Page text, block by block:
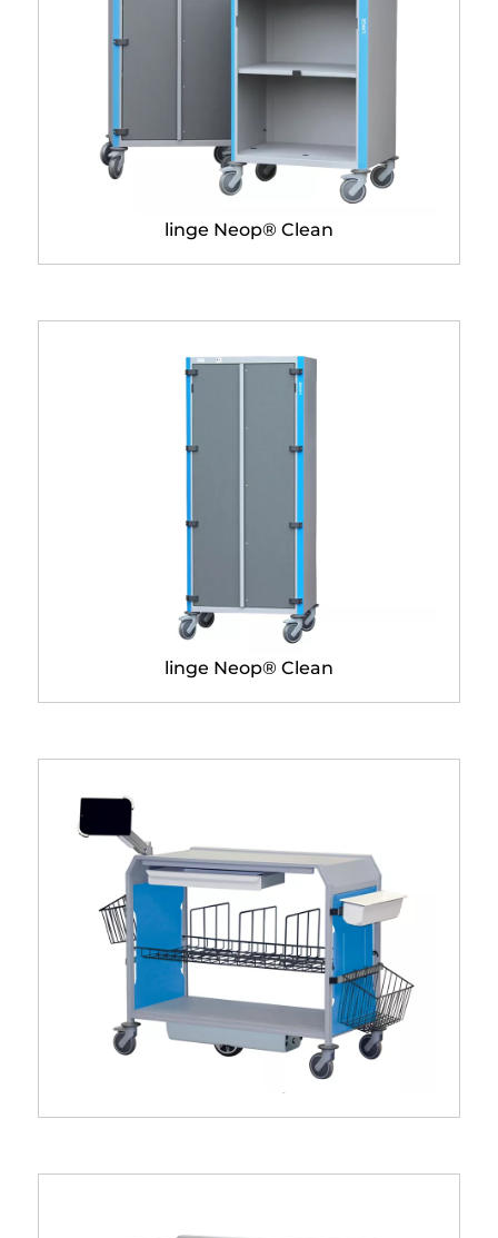
Chariots de distribution du
linge Neop® Clean
Armoire de distribution du
linge Neop® Clean
Chariot de change ouvert